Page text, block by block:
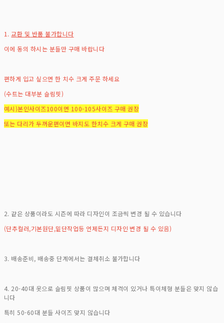
1.교환 및 반품 불가합니다
이에 동의 하시는 분들만 구매 바랍니다
편하게 입고 싶으면 한 치수 크게 주문 하세요
(수트는 대부분 슬림핏)
예시)본인사이즈100이면 100-105사이즈 구매 권장
또는 다리가 두꺼운편이면 바지도 한치수 크게 구매 권장
2. 같은 상품이라도 시즌에 따라 디자인이 조금씩 변경 될 수 있습니다
(단추컬러,기본원단,밑단작업등 언제든지 디자인 변경 될 수 있음)
3. 배송준비, 배송중 단계에서는 결체취소 불가합니다
4. 20-40대 옷으로 슬림핏 상품이 많으며 체격이 있거나 특이체형 분들은 맞지 않습
니다
특히 50-60대 분들 사이즈 맞지 않습니다